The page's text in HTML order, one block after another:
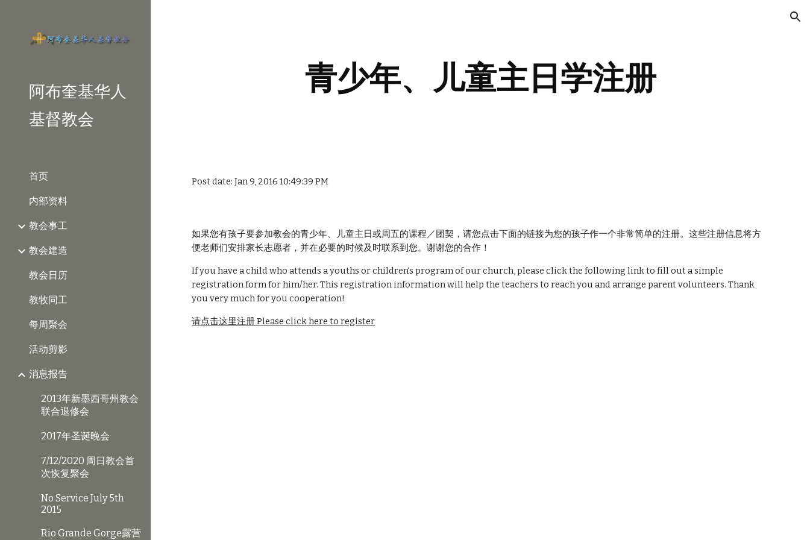
阿布奎基华人
基督教会
首页
内部资料
教会事工
教会建造
教会日历
教牧同工
每周聚会
活动剪影
消息报告
2013年新墨西哥州教会
联合退修会
2017年圣诞晚会
7/12/2020 周日教会首
次恢复聚会
No Service July 5th
2015
Rio Grande Gorge露营
青少年、儿童主日学注册
Post date: Jan 9, 2016 10:49:39 PM
如果您有孩子要参加教会的青少年、儿童主日或周五的课程／团契，请您点击下面的链接为您的孩子作一个非常简单的注册。这些注册信息将方
便老师们安排家长志愿者，并在必要的时候及时联系到您。谢谢您的合作！
If you have a child who attends a youths or children’s program of our church, please click the following link to fill out a simple
registration form for him/her. This registration information will help the teachers to reach you and arrange parent volunteers. Thank
you very much for you cooperation!
请点击这里注册 Please click here to register